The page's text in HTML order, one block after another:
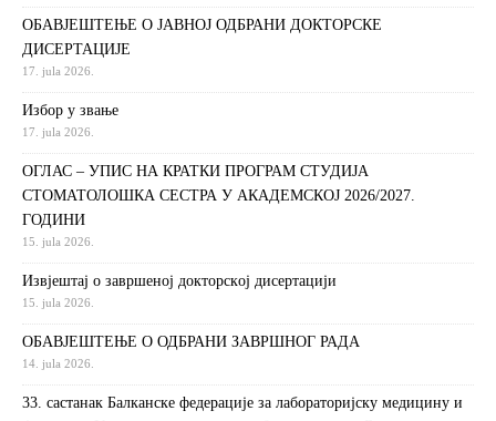
ОБАВЈЕШТЕЊЕ О ЈАВНОЈ ОДБРАНИ ДОКТОРСКЕ
ДИСЕРТАЦИЈЕ
17. jula 2026.
Избор у звање
17. jula 2026.
ОГЛАС – УПИС НА КРАТКИ ПРОГРАМ СТУДИЈА
СТОМАТОЛОШКА СЕСТРА У АКАДЕМСКОЈ 2026/2027.
ГОДИНИ
15. jula 2026.
Извjeштaj o зaвршeнoj дoктoрскoj дисeртaциjи
15. jula 2026.
ОБАВЈЕШТЕЊЕ О ОДБРАНИ ЗАВРШНОГ РАДА
14. jula 2026.
33. састанак Балканске федерације за лабораторијску медицину и